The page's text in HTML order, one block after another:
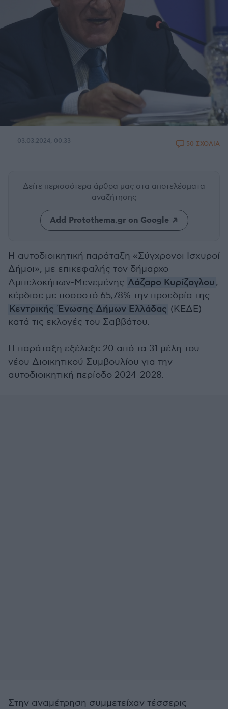
03.03.2024, 00:33 50 ΣΧΟΛΙΑ
Δείτε περισσότερα άρθρα μας στα αποτελέσματα
αναζήτησης
Add Protothema.gr on Google
Η αυτοδιοικητική παράταξη «Σύγχρονοι Ισχυροί
Δήμοι», με επικεφαλής τον δήμαρχο
Αμπελοκήπων-Μενεμένης Λάζαρο Κυρίζογλου ,
κέρδισε με ποσοστό 65,78% την προεδρία της
Κεντρικής Ένωσης Δήμων Ελλάδας (ΚΕΔΕ)
κατά τις εκλογές του Σαββάτου.
Η παράταξη εξέλεξε 20 από τα 31 μέλη του
νέου Διοικητικού Συμβουλίου για την
αυτοδιοικητική περίοδο 2024-2028.
Στην αναμέτρηση συμμετείχαν τέσσερις